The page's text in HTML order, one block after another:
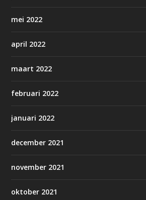
mei 2022
april 2022
maart 2022
februari 2022
januari 2022
december 2021
november 2021
oktober 2021